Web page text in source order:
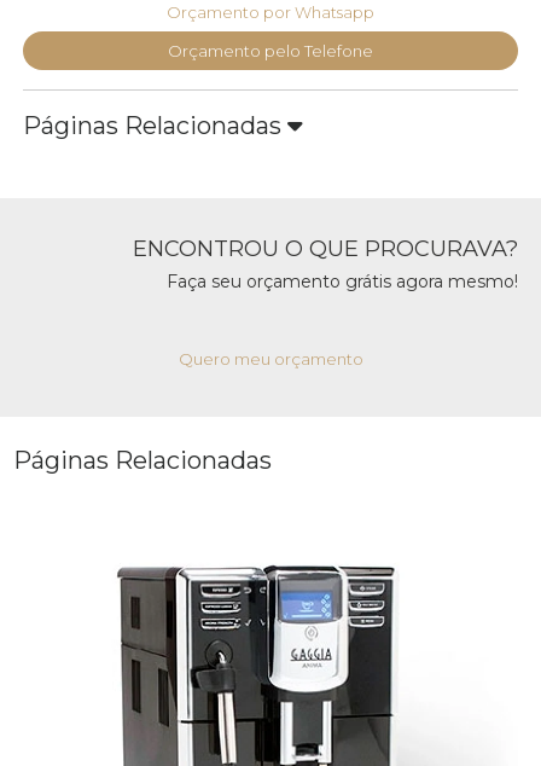
Orçamento por Whatsapp
Orçamento pelo Telefone
Páginas Relacionadas
ENCONTROU O QUE PROCURAVA?
Faça seu orçamento grátis agora mesmo!
Quero meu orçamento
Páginas Relacionadas